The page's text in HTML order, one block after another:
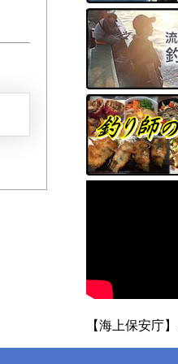
【海上保安庁